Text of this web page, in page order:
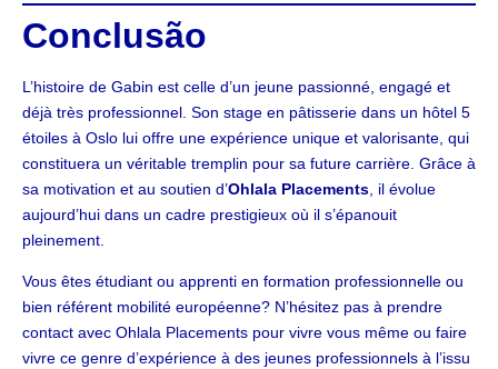
Conclusão
L’histoire de Gabin est celle d’un jeune passionné, engagé et
déjà très professionnel. Son stage en pâtisserie dans un hôtel 5
étoiles à Oslo lui offre une expérience unique et valorisante, qui
constituera un véritable tremplin pour sa future carrière. Grâce à
sa motivation et au soutien d’Ohlala Placements , il évolue
aujourd’hui dans un cadre prestigieux où il s’épanouit
pleinement.
Vous êtes étudiant ou apprenti en formation professionnelle ou
bien référent mobilité européenne? N’hésitez pas à prendre
contact avec Ohlala Placements pour vivre vous même ou faire
vivre ce genre d’expérience à des jeunes professionnels à l’issu